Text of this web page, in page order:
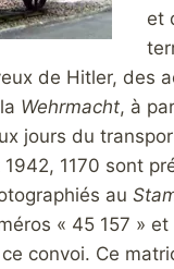
et
de Hitler, des
Wehrmacht, à
jours du
1170 sont
au
« 45 157 »
convoi. Ce